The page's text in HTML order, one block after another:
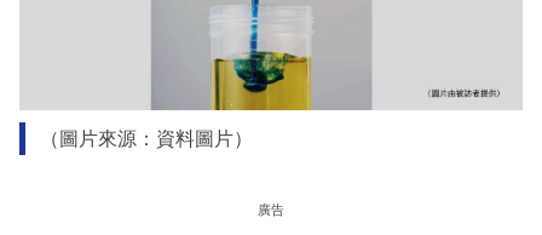
（圖片來源：資料圖片）
廣告